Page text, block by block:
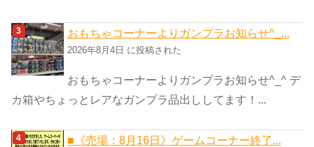
おもちゃコーナーよりガンプラお知らせ^_...
2026年8月4日 に投稿された
おもちゃコーナーよりガンプラお知らせ^_^ デ
カ箱やちょっとレアなガンプラ品出ししてます！...
■《売場：8月16日》ゲームコーナー終了...